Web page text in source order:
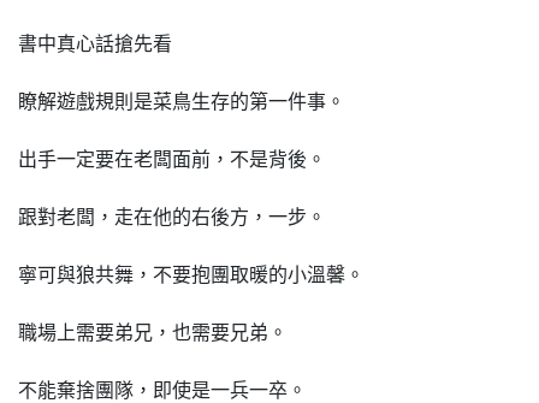
書中真心話搶先看
瞭解遊戲規則是菜鳥生存的第一件事。
出手一定要在老闆面前，不是背後。
跟對老闆，走在他的右後方，一步。
寧可與狼共舞，不要抱團取暖的小溫馨。
職場上需要弟兄，也需要兄弟。
不能棄捨團隊，即使是一兵一卒。